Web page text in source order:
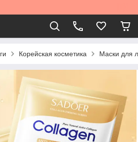
Корейская косметика Маски для